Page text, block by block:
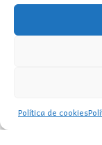
Política de cookies
CONTACTO
WhatsApp
TikTok